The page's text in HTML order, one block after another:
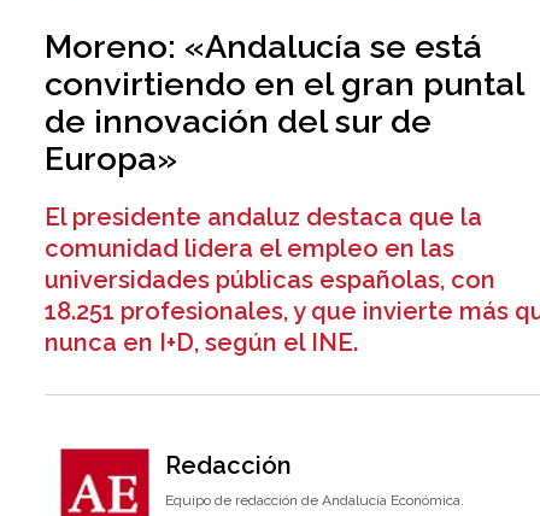
Moreno: «Andalucía se está
convirtiendo en el gran puntal
de innovación del sur de
Europa»
El presidente andaluz destaca que la
comunidad lidera el empleo en las
universidades públicas españolas, con
18.251 profesionales, y que invierte más
nunca en I+D, según el INE.
Redacción
Equipo de redacción de Andalucía Económica.